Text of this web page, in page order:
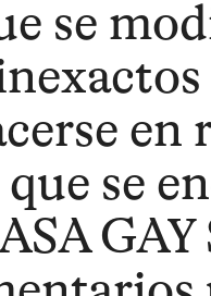
se
en
se
GAY